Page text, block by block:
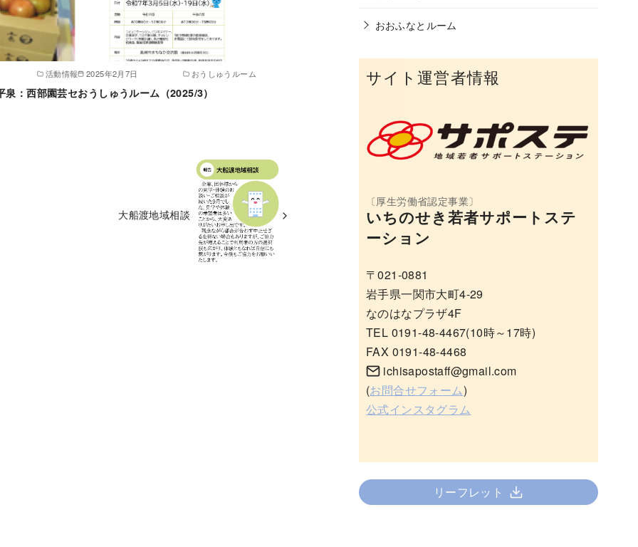
活動情報
泉：西部園芸セ
2025年2月7日 おうしゅうルーム
おうしゅうルーム（2025/3）
大船渡地域相談
おおふなとルーム
サイト運営者情報
いちのせき若者サポートステ
ーション
〒021-0881
岩手県一関市大町4-29
なのはなプラザ4F
TEL 0191-48-4467(10時～17時)
FAX 0191-48-4468
ichisapostaff@gmail.com
(お問合せフォーム)
公式インスタグラム
リーフレット